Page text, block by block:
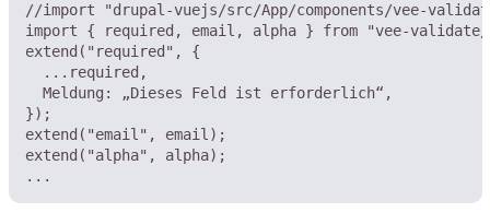
//import "drupal-vuejs/src/App/components/vee-
import { required, email, alpha } from "vee-
extend("required", {
  ...required,
  Meldung: „Dieses Feld ist erforderlich“,
});
extend("email", email);
extend("alpha", alpha);
...